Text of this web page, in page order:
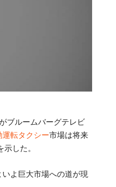
ブルームバーグテレビ
運転タクシー市場は将来
した。
よ巨大市場への道が現